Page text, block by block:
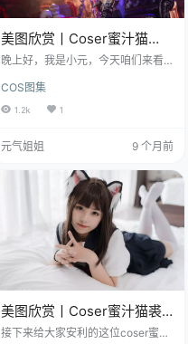
美图欣赏丨Coser蜜汁猫
裘:NO.124-黑天鹅[74P2V-
晚上好，我是小元，今天咱们来看
让人看一眼就忘不掉的图。 图集已
更124期，持续更新中▼▼▼ 这套
相当豪华的配置了。但容量大，不
是谁，拍得怎么样。这次的主角，
是《崩坏：星穹铁道》里的一个关
键人物——黑天鹅。 黑天鹅是个什
么样的角色？神秘、优雅，你永远
看不透她。她是“流光忆庭”…
COS图集
1.2k 1
元气姐姐 9 个月前
美图欣赏丨Coser蜜汁猫裘-
猫耳JK[40P-110MB]
接下来给大家安利的这位coser蜜汁